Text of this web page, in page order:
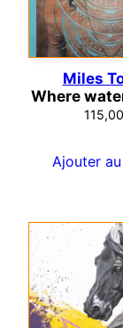
Miles
Where
115,00
Ajouter